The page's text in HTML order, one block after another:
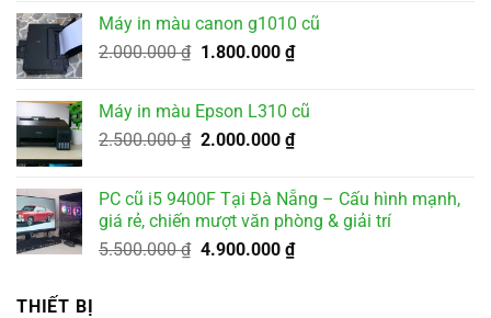
3.500.000 ₫.là:
3.200.000 ₫.
Máy in màu canon g1010 cũ
2.000.000₫ Giá
2.000.000 ₫.
1.800.000 ₫Giá
là:
1.800.000 ₫.
Máy in màu Epson L310 cũ
2.500.000₫ Giá
2.500.000 ₫.
2.000.000 ₫Giá
tại
là:
2.000.000 ₫.
PC cũ i5 9400F Tại Đà Nẵng – Cấu hình mạnh,
giá rẻ, chiến mượt văn phòng & giải trí
5.500.000₫ Giá
4.900.000 ₫Giá
THIẾT BỊ